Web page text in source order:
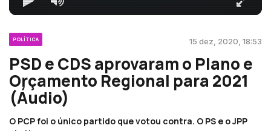
POLÍTICA 15 dez, 2020, 18:53
PSD e CDS aprovaram o Plano e
Orçamento Regional para 2021
(Áudio)
O PCP foi o único partido que votou contra. O PS e o JPP